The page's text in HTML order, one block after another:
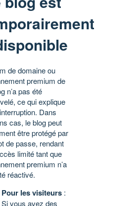
de domaine ou
premium de
n’a pas été
ce qui explique
Dans
cas, le blog peut
être protégé par
de passe, rendant
limité tant que
premium n’a
réactivé.
Pour les visiteurs :
Si vous avez des